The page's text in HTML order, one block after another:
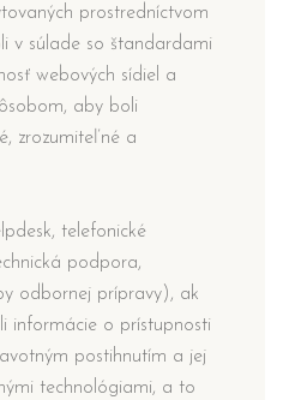
prostredníctvom
v súlade so štandardami
webových sídiel a
aby boli
zrozumiteľné a
telefonické
podpora,
odbornej prípravy), ak
informácie o prístupnosti
postihnutím a jej
technológiami, a to